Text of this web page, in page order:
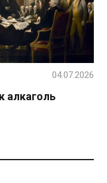
алкаголь
04.07.2026